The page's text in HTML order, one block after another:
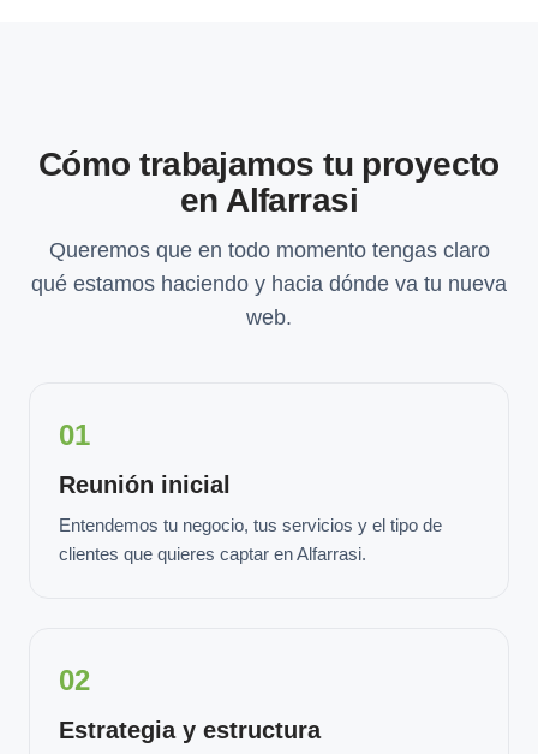
Cómo trabajamos tu proyecto
en Alfarrasi
Queremos que en todo momento tengas claro
qué estamos haciendo y hacia dónde va tu nueva
web.
01
Reunión inicial
Entendemos tu negocio, tus servicios y el tipo de
clientes que quieres captar en Alfarrasi.
02
Estrategia y estructura